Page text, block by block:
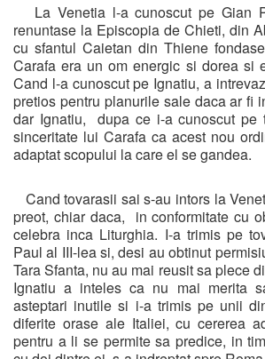
La Venetia l-a cunoscut pe Gian
renuntase la Episcopia de Chieti, din
cu sfantul Caietan din Thiene
Carafa era un om energic si dorea si
Cand l-a cunoscut pe Ignatiu, a
pretios pentru planurile sale daca ar fi
dar Ignatiu, dupa ce i-a cunoscut pe
sinceritate lui Carafa ca acest nou
adaptat scopului la care el se gandea.
Cand tovarasii sai s-au intors la
preot, chiar daca, in conformitate cu
celebra inca Liturghia. I-a trimis pe
Paul al III-lea si, desi au obtinut
Tara Sfanta, nu au mai reusit sa plece
Ignatiu a inteles ca nu mai merita
asteptari inutile si i-a trimis pe unii
diferite orase ale Italiei, cu cererea
pentru a li se permite sa predice, in